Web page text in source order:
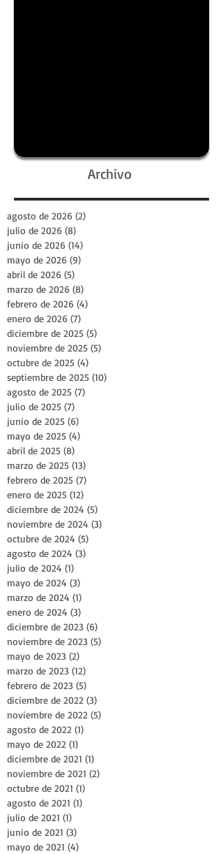
Archivo
agosto de 2026 (2)
julio de 2026 (8)
junio de 2026 (14)
mayo de 2026 (9)
abril de 2026 (5)
marzo de 2026 (8)
febrero de 2026 (4)
enero de 2026 (7)
diciembre de 2025 (5)
noviembre de 2025 (5)
octubre de 2025 (4)
septiembre de 2025 (10)
agosto de 2025 (7)
julio de 2025 (7)
junio de 2025 (6)
mayo de 2025 (4)
abril de 2025 (8)
marzo de 2025 (13)
febrero de 2025 (7)
enero de 2025 (12)
diciembre de 2024 (5)
noviembre de 2024 (3)
octubre de 2024 (5)
agosto de 2024 (3)
julio de 2024 (1)
mayo de 2024 (3)
marzo de 2024 (1)
enero de 2024 (3)
diciembre de 2023 (6)
noviembre de 2023 (5)
mayo de 2023 (2)
marzo de 2023 (12)
febrero de 2023 (5)
diciembre de 2022 (3)
noviembre de 2022 (5)
agosto de 2022 (1)
mayo de 2022 (1)
diciembre de 2021 (1)
noviembre de 2021 (2)
octubre de 2021 (1)
agosto de 2021 (1)
julio de 2021 (1)
junio de 2021 (3)
mayo de 2021 (4)